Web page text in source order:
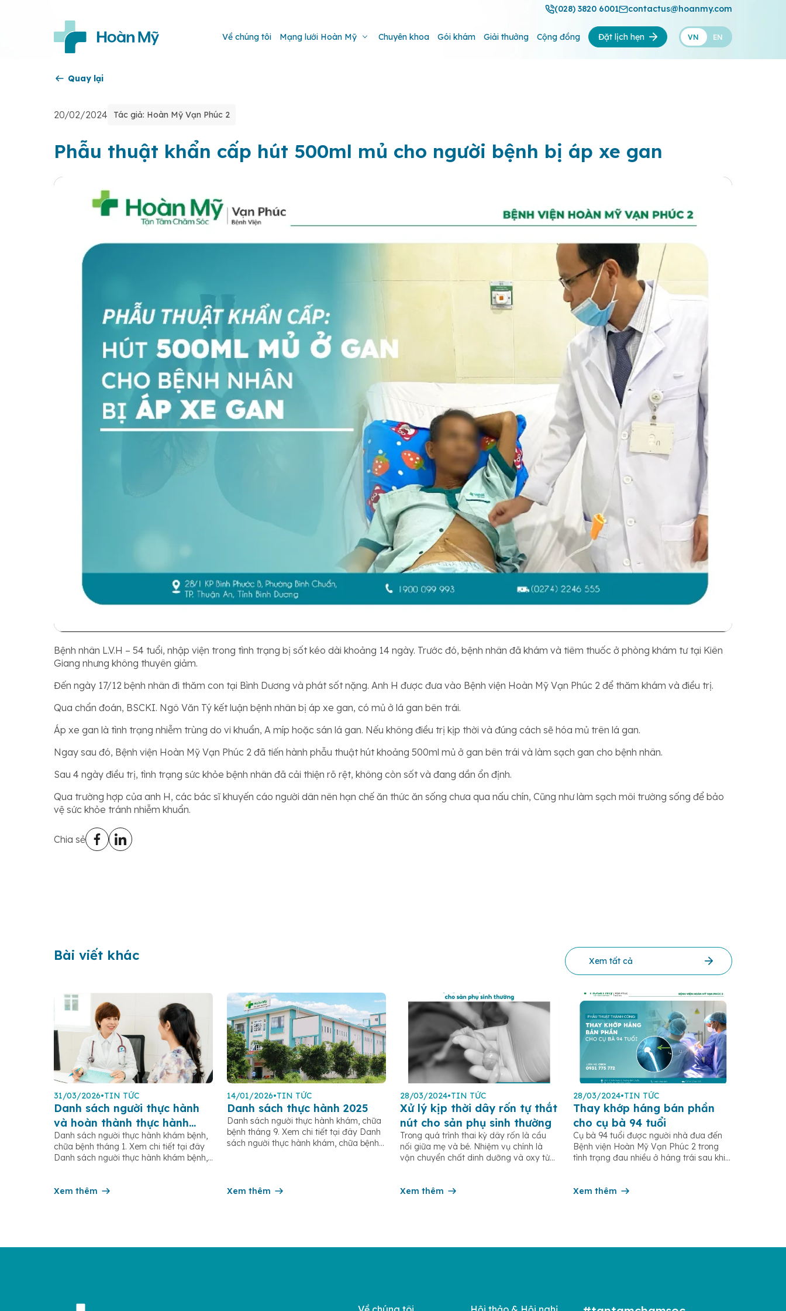
(028) 3820 6001 contactus@hoanmy.com
Về chúng tôi Mạng lưới Hoàn Mỹ Chuyên khoa Gói khám Giải thưởng Cộng đồng Đặt lịch hẹn VN EN
Quay lại
20/02/2024 Tác giả: Hoàn Mỹ Vạn Phúc 2
Phẫu thuật khẩn cấp hút 500ml mủ cho người bệnh bị áp xe gan
Bệnh nhân L.V.H – 54 tuổi, nhập viện trong tình trạng bị sốt kéo dài khoảng 14 ngày. Trước đó, bệnh nhân đã khám và tiêm thuốc ở phòng khám tư tại Kiên
Giang nhưng không thuyên giảm.
Đến ngày 17/12 bệnh nhân đi thăm con tại Bình Dương và phát sốt nặng. Anh H được đưa vào Bệnh viện Hoàn Mỹ Vạn Phúc 2 để thăm khám và điều trị.
Qua chẩn đoán, BSCKI. Ngô Văn Tý kết luận bệnh nhân bị áp xe gan, có mủ ở lá gan bên trái.
Áp xe gan là tình trạng nhiễm trùng do vi khuẩn, A míp hoặc sán lá gan. Nếu không điều trị kịp thời và đúng cách sẽ hóa mủ trên lá gan.
Ngay sau đó, Bệnh viện Hoàn Mỹ Vạn Phúc 2 đã tiến hành phẫu thuật hút khoảng 500ml mủ ở gan bên trái và làm sạch gan cho bệnh nhân.
Sau 4 ngày điều trị, tình trạng sức khỏe bệnh nhân đã cải thiện rõ rệt, không còn sốt và đang dần ổn định.
Qua trường hợp của anh H, các bác sĩ khuyến cáo người dân nên hạn chế ăn thức ăn sống chưa qua nấu chín, Cũng như làm sạch môi trường sống để bảo
vệ sức khỏe tránh nhiễm khuẩn.
Chia sẻ
Bài viết khác Xem tất cả
31/03/2026•TIN TỨC
Danh sách người thực hành
và hoàn thành thực hành
2026
Danh sách người thực hành khám bệnh,
chữa bệnh tháng 1. Xem chi tiết tại đây
Danh sách người thực hành khám bệnh,
Xem thêm
14/01/2026•TIN TỨC
Danh sách thực hành 2025
Danh sách người thực hành khám, chữa
bệnh tháng 9. Xem chi tiết tại đây Danh
sách người thực hành khám, chữa bệnh
Xem thêm
28/03/2024•TIN TỨC
Xử lý kịp thời dây rốn tự thắt
nút cho sản phụ sinh thường
Trong quá trình thai kỳ dây rốn là cầu
nối giữa mẹ và bé. Nhiệm vụ chính là
vận chuyển chất dinh dưỡng và oxy từ
nút, nguyên nhân phần lớn là do quá
Xem thêm
28/03/2024•TIN TỨC
Thay khớp háng bán phần
cho cụ bà 94 tuổi
Cụ bà 94 tuổi được người nhà đưa đến
Bệnh viện Hoàn Mỹ Vạn Phúc 2 trong
tình trạng đau nhiều ở háng trái sau khi
đoán gãy cổ xương đùi trái, có chỉ định
Xem thêm